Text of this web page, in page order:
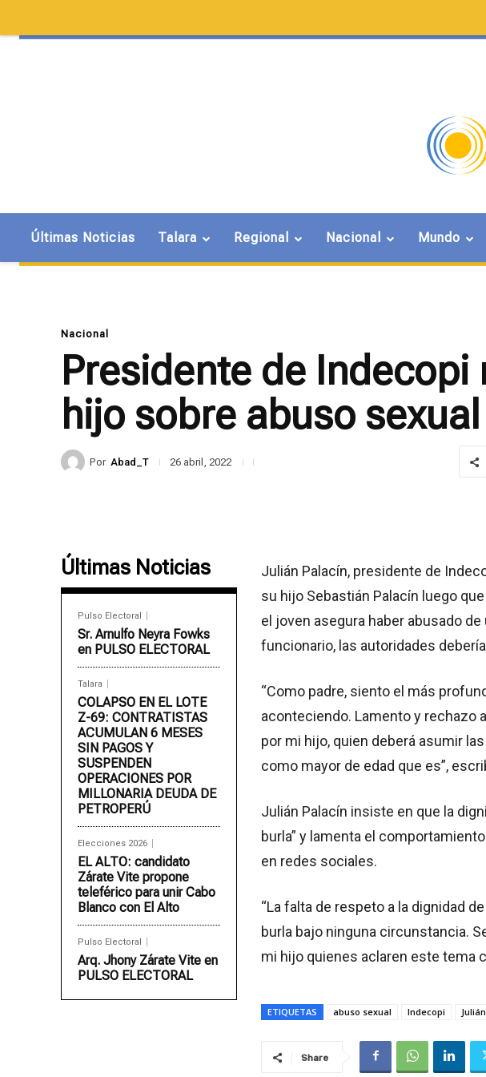
Últimas Noticias Talara Regional Nacional Mundo
Nacional
Presidente de
hijo sobre abuso sexual
Por Abad_T 26 abril, 2022
Últimas Noticias
Pulso Electoral
Sr. Arnulfo Neyra Fowks
en PULSO ELECTORAL
Talara
COLAPSO EN EL LOTE
Z-69: CONTRATISTAS
ACUMULAN 6 MESES
SIN PAGOS Y
SUSPENDEN
OPERACIONES POR
MILLONARIA DEUDA DE
PETROPERÚ
Elecciones 2026
EL ALTO: candidato
Zárate Vite propone
teleférico para unir Cabo
Blanco con El Alto
Pulso Electoral
Arq. Jhony Zárate Vite en
PULSO ELECTORAL
Julián Palacín, presidente de
su hijo Sebastián Palacín luego
el joven asegura haber abusado
funcionario, las autoridades
“Como padre, siento el más
aconteciendo. Lamento y rechazo
por mi hijo, quien deberá asumir
como mayor de edad que es”,
Julián Palacín insiste en que la
burla” y lamenta el
en redes sociales.
“La falta de respeto a la dignidad
burla bajo ninguna circunstancia.
mi hijo quienes aclaren este tema
ETIQUETAS abuso sexual Indecopi
Share